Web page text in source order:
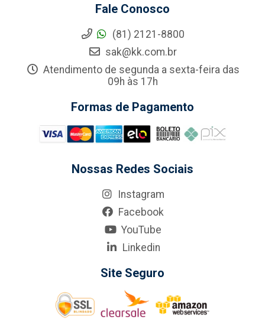
Fale Conosco
(81) 2121-8800
sak@kk.com.br
Atendimento de segunda a sexta-feira das
09h às 17h
Formas de Pagamento
Nossas Redes Sociais
Instagram
Facebook
YouTube
Linkedin
Site Seguro